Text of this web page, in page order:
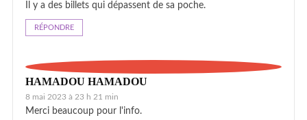
Il y a des billets qui dépassent de sa poche.
RÉPONDRE
HAMADOU HAMADOU
8 mai 2023 à 23 h 21 min
Merci beaucoup pour l'info.